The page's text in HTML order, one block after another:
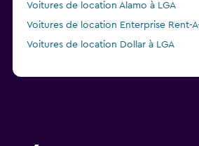
Voitures de location Alamo à LGA
Voitures de location Enterprise Rent-
Voitures de location Dollar à LGA